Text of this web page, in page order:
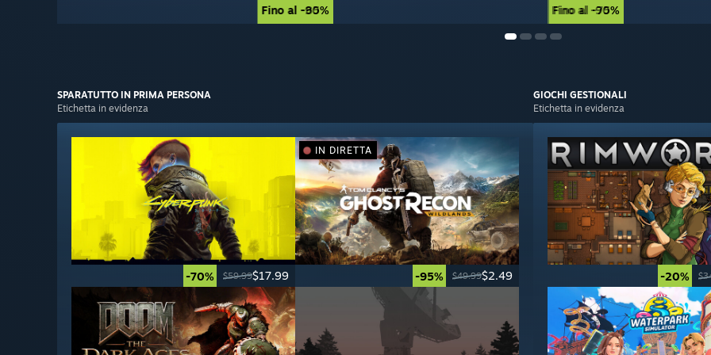
Fino al -85% Fino al -75%
Fino al -90% Fino al -90%
SPARATUTTO IN PRIMA PERSONA
Etichetta in evidenza
-70% $59.99$17.99 -95% $49.99$2.49
IN DIRETTA
GIOCHI GESTIONALI
Etichetta in evidenza
-20%